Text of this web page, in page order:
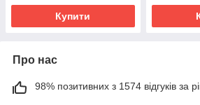
Купити
Про нас
98% позитивних з 1574 відгуків за